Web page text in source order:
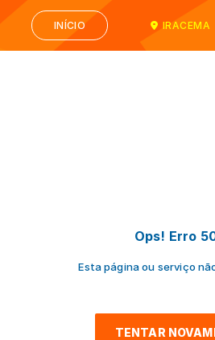
INÍCIO IRACEMA
Ops! Erro
Esta página ou serviço
TENTAR